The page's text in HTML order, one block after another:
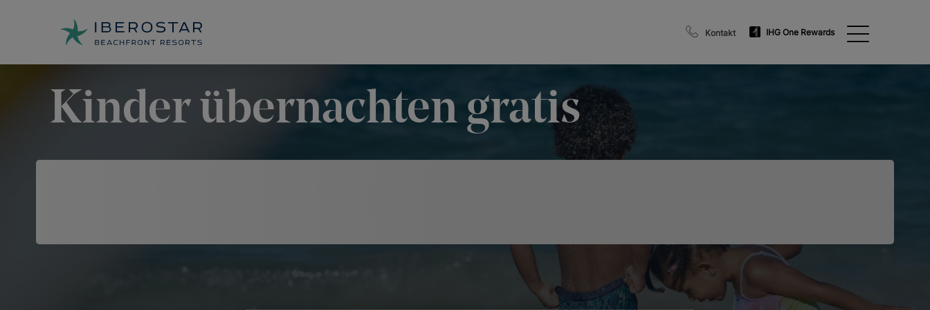
Kontakt IHG One Rewards
Kinder übernachten gratis